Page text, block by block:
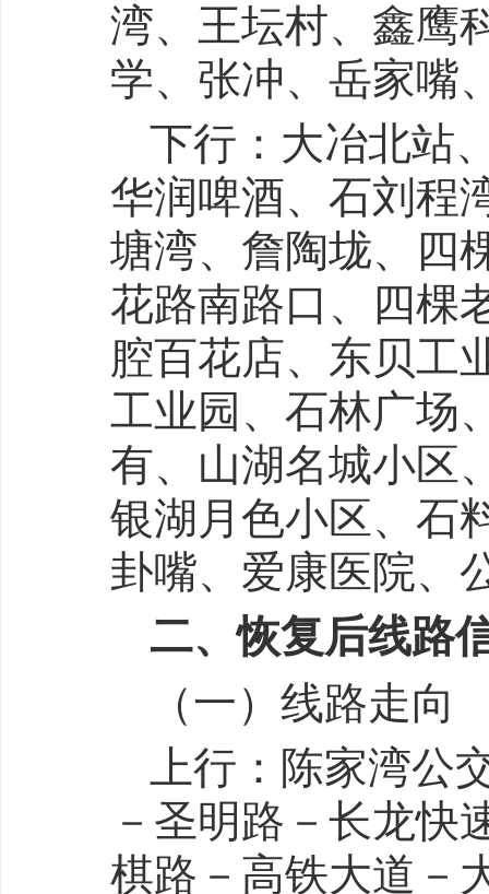
湾、王坛村、鑫鹰
学、张冲、岳家嘴
下行：大冶北站
华润啤酒、石刘程
塘湾、詹陶垅、四
花路南路口、四棵
腔百花店、东贝工
工业园、石林广场
有、山湖名城小区
银湖月色小区、
卦嘴、爱康医院、
二、恢复后线路
（一）线路走向
上行：陈家湾公
－圣明路－长龙快
棋路－高铁大道－